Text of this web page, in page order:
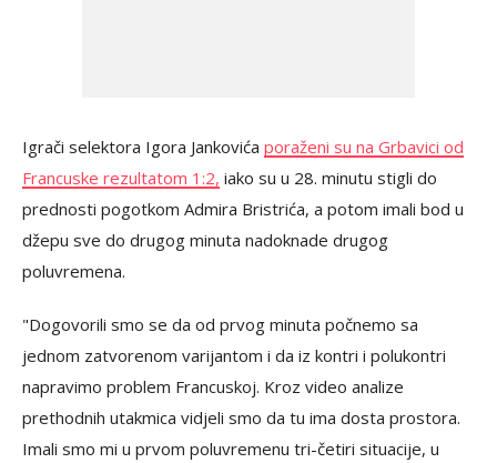
Igrači selektora Igora Jankovića poraženi su na Grbavici od
Francuske rezultatom 1:2, iako su u 28. minutu stigli do
prednosti pogotkom Admira Bristrića, a potom imali bod u
džepu sve do drugog minuta nadoknade drugog
poluvremena.
"Dogovorili smo se da od prvog minuta počnemo sa
jednom zatvorenom varijantom i da iz kontri i polukontri
napravimo problem Francuskoj. Kroz video analize
prethodnih utakmica vidjeli smo da tu ima dosta prostora.
Imali smo mi u prvom poluvremenu tri-četiri situacije, u